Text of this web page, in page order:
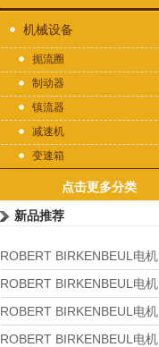
机械设备
扼流圈
制动器
镇流器
减速机
变速箱
点击更多分类
新品推荐
ROBERT BIRKENBEUL电机
8APE225M-4-IE3
ROBERT BIRKENBEUL电机
8APE180L-4 IE3
ROBERT BIRKENBEUL电机
8APE160M-6 IE3
ROBERT BIRKENBEUL电机